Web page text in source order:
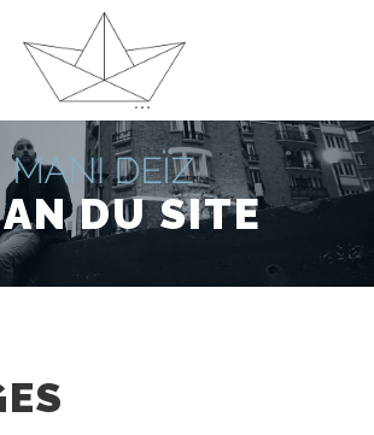
DU SITE